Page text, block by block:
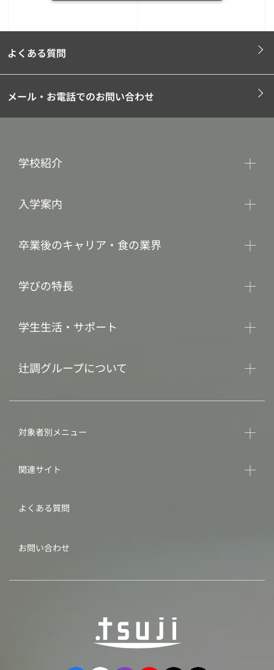
よくある質問
メール・お電話でのお問い合わせ
学校紹介
入学案内
卒業後のキャリア・食の業界
学びの特長
学生生活・サポート
辻調グループについて
対象者別メニュー
関連サイト
よくある質問
お問い合わせ